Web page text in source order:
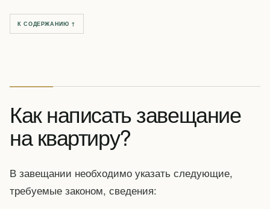
К СОДЕРЖАНИЮ ↑
Как написать завещание
на квартиру?
В завещании необходимо указать следующие,
требуемые законом, сведения: